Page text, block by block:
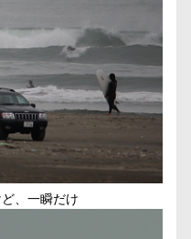
、一瞬だけ